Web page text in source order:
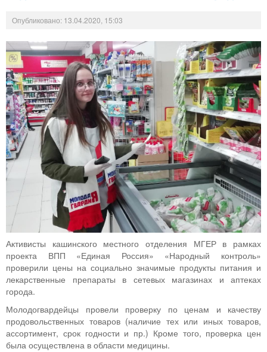
Опубликовано: 13.04.2020, 15:03
Активисты кашинского местного отделения МГЕР в рамках
проекта ВПП «Единая Россия» «Народный контроль»
проверили цены на социально значимые продукты питания и
лекарственные препараты в сетевых магазинах и аптеках
города.
Молодогвардейцы провели проверку по ценам и качеству
продовольственных товаров (наличие тех или иных товаров,
ассортимент, срок годности и пр.) Кроме того, проверка цен
была осуществлена в области медицины.